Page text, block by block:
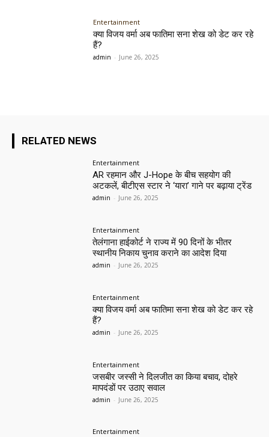
Entertainment
क्या विजय वर्मा अब फातिमा सना शेख को डेट कर रहे
हैं?
admin - June 26, 2025
RELATED NEWS
Entertainment
AR रहमान और J-Hope के बीच सहयोग की
अटकलें, बीटीएस स्टार ने ‘यारा’ गाने पर बढ़ाया ट्रेंड
admin - June 26, 2025
Entertainment
तेलंगाना हाईकोर्ट ने राज्य में 90 दिनों के भीतर
स्थानीय निकाय चुनाव कराने का आदेश दिया
admin - June 26, 2025
Entertainment
क्या विजय वर्मा अब फातिमा सना शेख को डेट कर रहे
हैं?
admin - June 26, 2025
Entertainment
जसबीर जस्सी ने दिलजीत का किया बचाव, दोहरे
मापदंडों पर उठाए सवाल
admin - June 26, 2025
Entertainment